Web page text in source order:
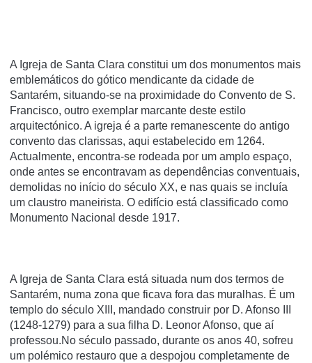
A Igreja de Santa Clara constitui um dos monumentos mais
emblemáticos do gótico mendicante da cidade de
Santarém, situando-se na proximidade do Convento de S.
Francisco, outro exemplar marcante deste estilo
arquitectónico. A igreja é a parte remanescente do antigo
convento das clarissas, aqui estabelecido em 1264.
Actualmente, encontra-se rodeada por um amplo espaço,
onde antes se encontravam as dependências conventuais,
demolidas no iní­cio do século XX, e nas quais se incluí­a
um claustro maneirista. O edifí­cio está classificado como
Monumento Nacional desde 1917.
A Igreja de Santa Clara está situada num dos termos de
Santarém, numa zona que ficava fora das muralhas. É um
templo do século XIII, mandado construir por D. Afonso III
(1248-1279) para a sua filha D. Leonor Afonso, que aí
professou.No século passado, durante os anos 40, sofreu
um polémico restauro que a despojou completamente de